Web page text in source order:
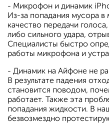
- Микрофон и динамик
Из-за попадания мусора
качество передачи
либо сильного удара,
Специалисты быстро
работы микрофона и
- Динамик на Айфоне не
В результате падения
становится поводом,
работает. Также эта
попадания жидкости. В
безвозмездно